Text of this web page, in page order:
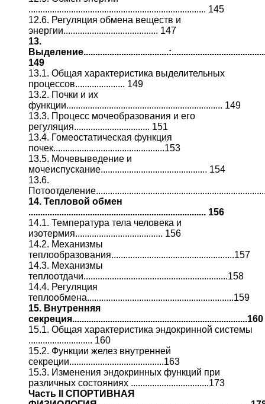
........................................................................... 145
12.6. Регуляция обмена веществ и
энергии........................................ 147
13.
149
13.1. Общая характеристика выделительных
процессов..................... 149
13.2. Почки и их
функции.................................................................. 149
13.3. Процесс мочеобразования и его
регуляция................................ 151
13.4. Гомеостатическая функция
почек...............................................153
13.5. Мочевыведение и
мочеиспускание............................................. 154
13.6.
14. Тепловой обмен
........................................................................... 156
14.1. Температура тела человека и
изотермия..................................... 156
14.2. Механизмы
теплообразования....................................................157
14.3. Механизмы
теплоотдачи.............................................................158
14.4. Регуляция
теплообмена..............................................................159
15. Внутренняя
секреция..........................................................................160
15.1. Общая характеристика эндокринной системы
........................... 160
15.2. Функции желез внутренней
секреции........................................163
15.3. Изменения эндокринных функций при
различных состояниях .................................173
Часть II СПОРТИВНАЯ